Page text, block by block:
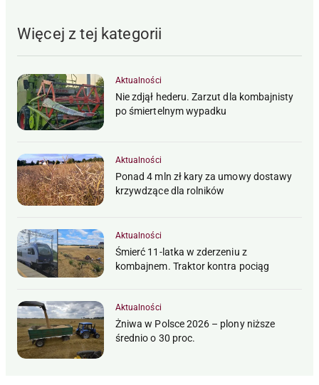
Więcej z tej kategorii
Aktualności
Nie zdjął hederu. Zarzut dla kombajnisty
po śmiertelnym wypadku
Aktualności
Ponad 4 mln zł kary za umowy dostawy
krzywdzące dla rolników
Aktualności
Śmierć 11-latka w zderzeniu z
kombajnem. Traktor kontra pociąg
Aktualności
Żniwa w Polsce 2026 – plony niższe
średnio o 30 proc.